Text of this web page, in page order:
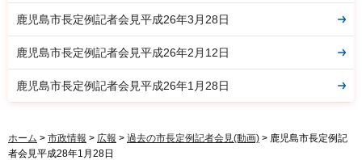
鹿児島市長定例記者会見平成26年3月28日
鹿児島市長定例記者会見平成26年2月12日
鹿児島市長定例記者会見平成26年1月28日
ホーム > 市政情報 > 広報 > 過去の市長定例記者会見(動画) > 鹿児島市長定例記
者会見平成28年1月28日